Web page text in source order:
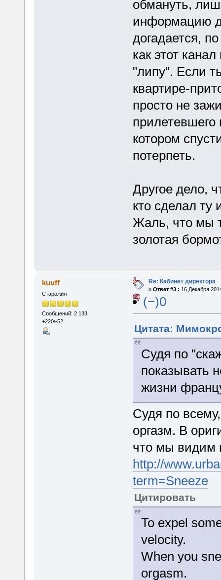
обмануть,
информацию
догадается,
как этот
"липу". Если
квартире-
просто не
котором
потерпеть.
Другое дело,
кто сделал
Жаль, что мы
золотая
kuuff
Старожил
Сообщений: 2 133
+220/-52
Re: Кабинет директора
« Ответ #3 : 16 Декабря
(−)0
Цитата:
Судя по
показывать
жизни
Судя по
оргазм. В
что мы видим
http://
term=Sneeze
Цитировать
To expel
velocity.
When you
orgasm.